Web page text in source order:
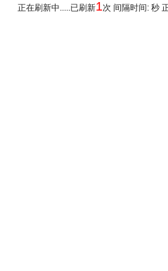
正在刷新中.....已刷新1次 间隔时间: 秒